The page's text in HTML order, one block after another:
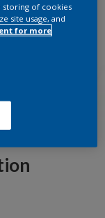
storing of cookies
site usage, and
for more